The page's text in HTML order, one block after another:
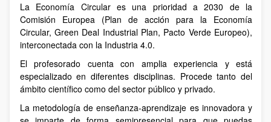
La Economía Circular es una prioridad a 2030 de la
Comisión Europea (Plan de acción para la Economía
Circular, Green Deal Industrial Plan, Pacto Verde Europeo),
interconectada con la Industria 4.0.
El profesorado cuenta con amplia experiencia y está
especializado en diferentes disciplinas. Procede tanto del
ámbito científico como del sector público y privado.
La metodología de enseñanza-aprendizaje es innovadora y